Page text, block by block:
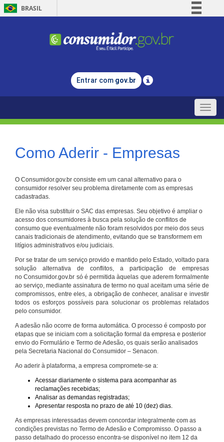
BRASIL
Comunica BR
Legislação
Entrar com gov.br
Toggle
Como Aderir - Empresas
O Consumidor.gov.br consiste em um canal alternativo para o
consumidor resolver seu problema diretamente com as empresas
cadastradas.
Ele não visa substituir o SAC das empresas. Seu objetivo é ampliar o
acesso dos consumidores à busca pela solução de conflitos de
consumo que eventualmente não foram resolvidos por meio dos seus
canais tradicionais de atendimento, evitando que se transformem em
litígios administrativos e/ou judiciais.
Por se tratar de um serviço provido e mantido pelo Estado, voltado para
solução alternativa de conflitos, a participação de empresas
no Consumidor.gov.br só é permitida àquelas que aderem formalmente
ao serviço, mediante assinatura de termo no qual aceitam uma série de
compromissos, entre eles, a obrigação de conhecer, analisar e investir
todos os esforços possíveis para solucionar os problemas relatados
pelo consumidor.
A adesão não ocorre de forma automática. O processo é composto por
etapas que se iniciam com a solicitação formal da empresa e posterior
envio do Formulário e Termo de Adesão, os quais serão analisados
pela Secretaria Nacional do Consumidor – Senacon.
Ao aderir à plataforma, a empresa compromete-se a:
Acessar diariamente o sistema para acompanhar as
reclamações recebidas;
Analisar as demandas registradas;
Apresentar resposta no prazo de até 10 (dez) dias.
As empresas interessadas devem concordar integralmente com as
condições previstas no Termo de Adesão e Compromisso. O passo a
passo detalhado do processo encontra-se disponível no item 12 da